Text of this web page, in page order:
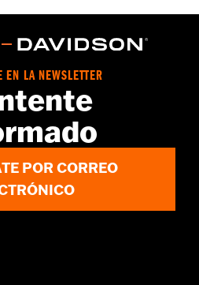
EN LA NEWSLETTER
POR CORREO